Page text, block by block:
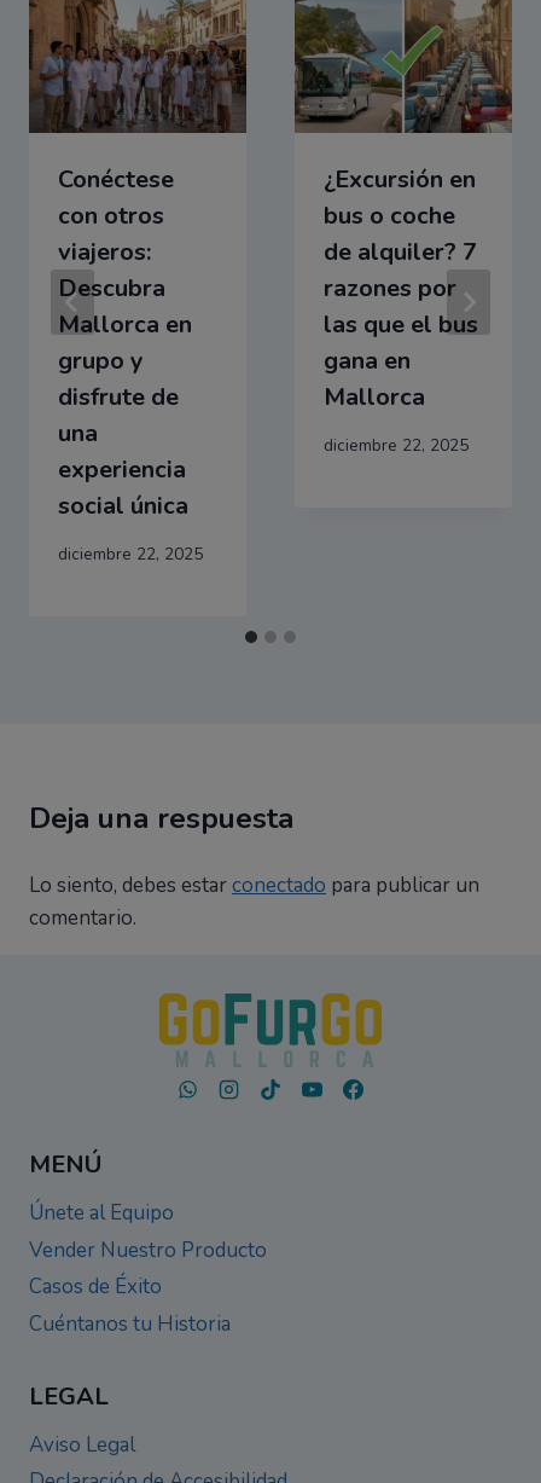
Conéctese
con otros
viajeros:
Descubra
Mallorca en
grupo y
disfrute de
una
experiencia
social única
diciembre 22, 2025
¿Excursión en
bus o coche
de alquiler? 7
razones por
las que el bus
gana en
Mallorca
diciembre 22, 2025
Deja una respuesta
Lo siento, debes estarconectado para publicar un
comentario.
MENÚ
Únete al Equipo
Vender Nuestro Producto
Casos de Éxito
Cuéntanos tu Historia
LEGAL
Aviso Legal